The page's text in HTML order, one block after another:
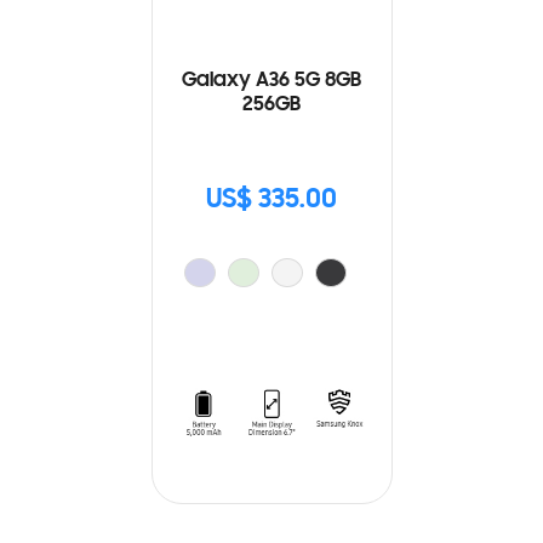
Galaxy A36 5G 8GB
256GB
US$ 335.00